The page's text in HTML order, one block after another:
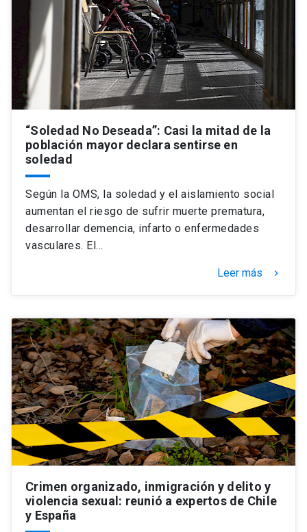
“Soledad No Deseada”: Casi la mitad de la
población mayor declara sentirse en
soledad
Según la OMS, la soledad y el aislamiento social
aumentan el riesgo de sufrir muerte prematura,
desarrollar demencia, infarto o enfermedades
vasculares. El…
Leer más keyboard_arrow_right
Crimen organizado, inmigración y delito y
violencia sexual: reunió a expertos de Chile
y España